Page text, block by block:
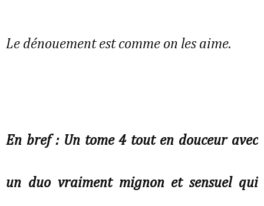
Le dénouement est comme on les aime.
En bref : Un tome 4 tout en douceur avec
un duo vraiment mignon et sensuel qui